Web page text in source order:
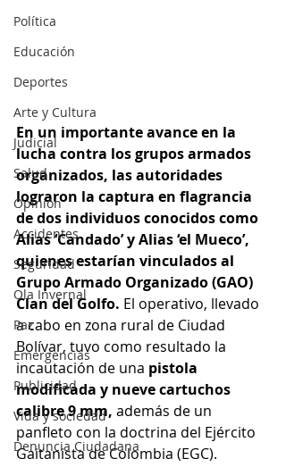
Política
Educación
Deportes
Arte y Cultura
Judicial
Salud
Opinión
Accidentes
Seguridad
Ola Invernal
Paz
Emergencias
Publicidad
Vida y sociedad
Denuncia Ciudadana
En un importante avance en la
lucha contra los grupos armados
organizados, las autoridades
lograron la captura en flagrancia
de dos individuos conocidos como
Alias ‘Candado’ y Alias ‘el Mueco’,
quienes estarían vinculados al
Grupo Armado Organizado (GAO)
Clan del Golfo. El operativo, llevado
a cabo en zona rural de Ciudad
Bolívar, tuvo como resultado la
incautación de una pistola
modificada y nueve cartuchos
calibre 9 mm, además de un
panfleto con la doctrina del Ejército
Gaitanista de Colombia (EGC).